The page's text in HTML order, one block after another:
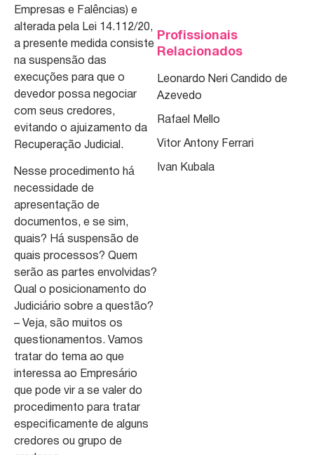
Empresas e Falências) e
alterada pela Lei 14.112/20,
a presente medida consiste
na suspensão das
execuções para que o
devedor possa negociar
com seus credores,
evitando o ajuizamento da
Recuperação Judicial.
Nesse procedimento há
necessidade de
apresentação de
documentos, e se sim,
quais? Há suspensão de
quais processos? Quem
serão as partes envolvidas?
Qual o posicionamento do
Judiciário sobre a questão?
– Veja, são muitos os
questionamentos. Vamos
tratar do tema ao que
interessa ao Empresário
que pode vir a se valer do
procedimento para tratar
especificamente de alguns
credores ou grupo de
Profissionais
Relacionados
Leonardo Neri Candido de
Azevedo
Rafael Mello
Vitor Antony Ferrari
Ivan Kubala